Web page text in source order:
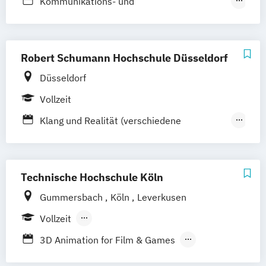
Multimedia- und Marktmanagement
Medien Medieninformatik
Medientechnik
Robert Schumann Hochschule Düsseldorf
Düsseldorf
Vollzeit
Klang und Realität (verschiedene
Musik (verschiedene Studienrichtungen)
Musikvermittlung (verschiedene
Studienrichtungen)
Musikwissenschaft
Technische Hochschule Köln
Gummersbach Köln
Leverkusen
Vollzeit
Berufsbegleitendes Präsenzstudium
3D Animation for Film & Games